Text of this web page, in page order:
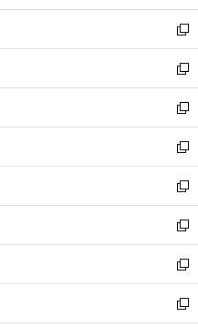
開
く
ウ
で
開
く
ン
ド
ウ
で
開
く
ウ
ィ
ン
ド
ウ
で
開
く
新
し
い
ウ
ィ
ン
ド
ウ
で
開
く
新
し
い
ウ
ィ
ン
ド
ウ
で
開
く
新
し
い
ウ
ィ
ン
ド
ウ
で
開
く
新
し
い
ウ
ィ
ン
ド
ウ
で
開
新
し
い
ウ
ィ
ン
ド
ウ
新
し
い
ウ
ィ
新
し
い
新